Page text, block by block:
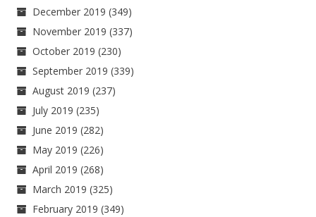
December 2019 (349)
November 2019 (337)
October 2019 (230)
September 2019 (339)
August 2019 (237)
July 2019 (235)
June 2019 (282)
May 2019 (226)
April 2019 (268)
March 2019 (325)
February 2019 (349)